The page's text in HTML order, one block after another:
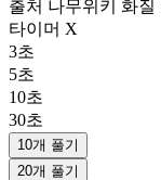
출처 나무위키 화질
타이머 X
3초
5초
10초
30초
10개 풀기
20개 풀기